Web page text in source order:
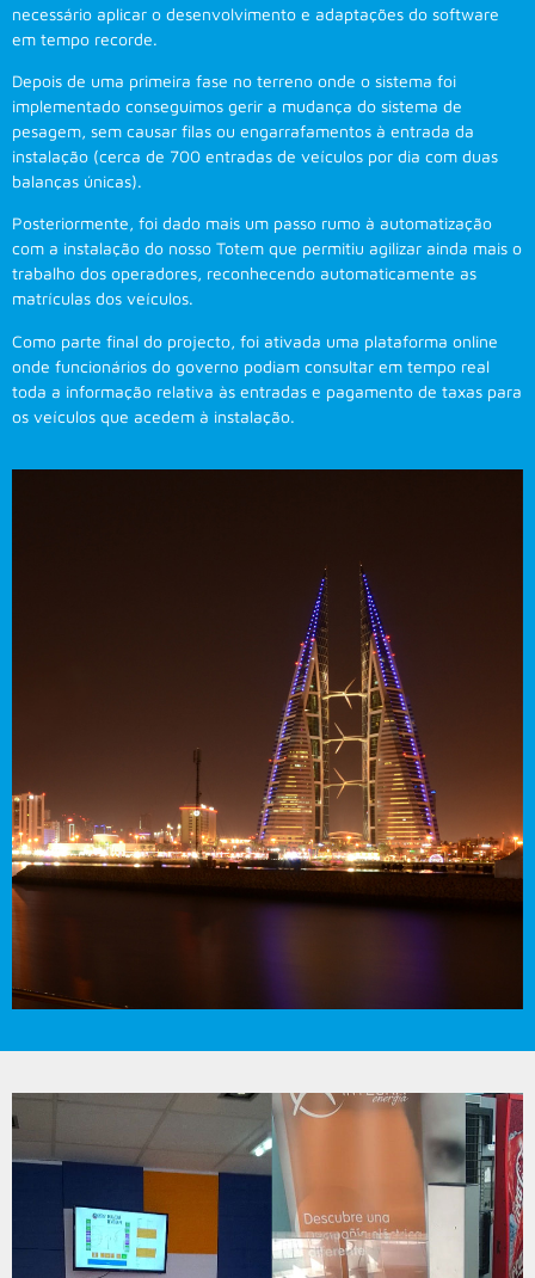
necessário aplicar o desenvolvimento e adaptações do software
em tempo recorde.
Depois de uma primeira fase no terreno onde o sistema foi
implementado conseguimos gerir a mudança do sistema de
pesagem, sem causar filas ou engarrafamentos à entrada da
instalação (cerca de 700 entradas de veículos por dia com duas
balanças únicas).
Posteriormente, foi dado mais um passo rumo à automatização
com a instalação do nosso Totem que permitiu agilizar ainda mais o
trabalho dos operadores, reconhecendo automaticamente as
matrículas dos veículos.
Como parte final do projecto, foi ativada uma plataforma online
onde funcionários do governo podiam consultar em tempo real
toda a informação relativa às entradas e pagamento de taxas para
os veículos que acedem à instalação.